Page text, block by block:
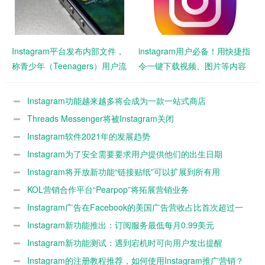
Instagram平台发布内部文件，
称青少年（Teenagers）用户流
instagram用户必备！用快捷指
令一键下载视频、图片等内容
Instagram功能越来越多将会成为一款一站式商店
Threads Messenger将被Instagram关闭
Instagram软件2021年的发展趋势
Instagram为了安全需要要求用户提供他们的出生日期
Instagram将开放新功能“链接贴纸”可以扩展到所有用
KOL营销合作平台“Pearpop”将拓展营销业务
到“Instagram”上
Instagram广告在Facebook的美国广告营收占比首次超过一
半
Instagram新功能推出：订阅服务最低每月0.99美元
Instagram新功能测试：遇到宕机时可向用户发出提醒
Instagram的注册教程推荐，如何使用Instagram推广营销？